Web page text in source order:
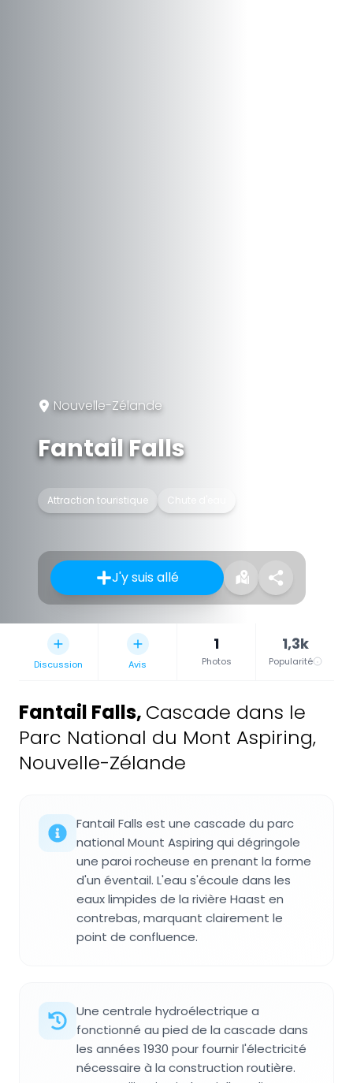
Nouvelle-Zélande
Fantail Falls
Attraction touristique Chute d'eau
J'y suis allé
Discussion Avis
1
Photos
1,3k
Popularité
Fantail Falls, Cascade dans le
Parc National du Mont Aspiring,
Nouvelle-Zélande
Fantail Falls est une cascade du parc
national Mount Aspiring qui dégringole
une paroi rocheuse en prenant la forme
d'un éventail. L'eau s'écoule dans les
eaux limpides de la rivière Haast en
contrebas, marquant clairement le
point de confluence.
Une centrale hydroélectrique a
fonctionné au pied de la cascade dans
les années 1930 pour fournir l'électricité
nécessaire à la construction routière.